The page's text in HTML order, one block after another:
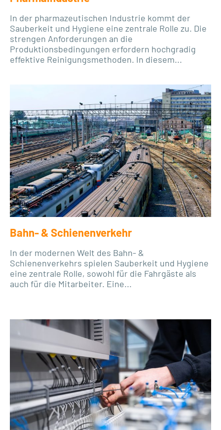
In der pharmazeutischen Industrie kommt der
Sauberkeit und Hygiene eine zentrale Rolle zu. Die
strengen Anforderungen an die
Produktionsbedingungen erfordern hochgradig
effektive Reinigungsmethoden. In diesem...
Bahn- & Schienenverkehr
In der modernen Welt des Bahn- &
Schienenverkehrs spielen Sauberkeit und Hygiene
eine zentrale Rolle, sowohl für die Fahrgäste als
auch für die Mitarbeiter. Eine...